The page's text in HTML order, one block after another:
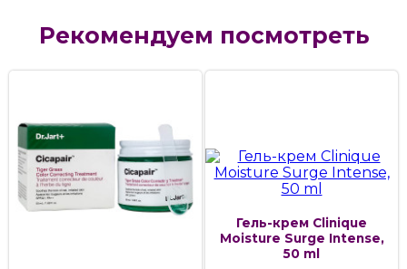
Рекомендуем посмотреть
Гель-крем Clinique
Moisture Surge Intense,
50 ml